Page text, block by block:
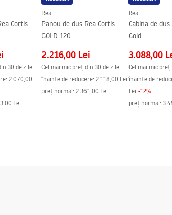
Cortis
30 de zile
2.070,00
Lei
Rea
Panou de dus Rea Cortis
GOLD 120
2.216,00 Lei
Cel mai mic preț din 30 de zile
înainte de reducere: 2.118,00 Lei
preț normal: 2.361,00 Lei
Rea
Cabina de
Gold
3.088,00
Cel mai mic
înainte de
Lei -12%
preț normal: